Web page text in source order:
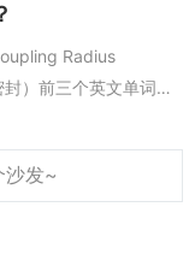
Radius
）前三个英文单词的
Seal...